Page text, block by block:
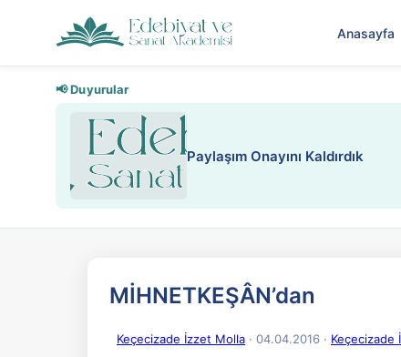
Anasayfa
📢 Duyurular
Nadir içeriklere
MİHNETKEŞÂN’dan
Keçecizade İzzet Molla · 04.04.2016 · Keçecizade